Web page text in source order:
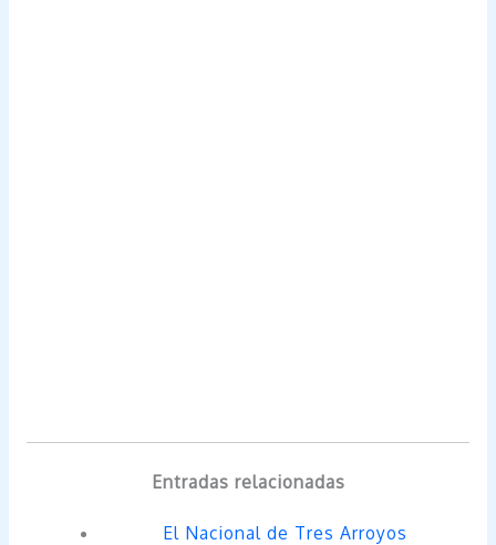
Entradas relacionadas
El Nacional de Tres Arroyos